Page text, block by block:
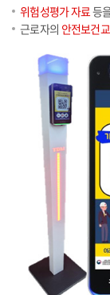
위험성평가 자료등
근로자의 안전보건